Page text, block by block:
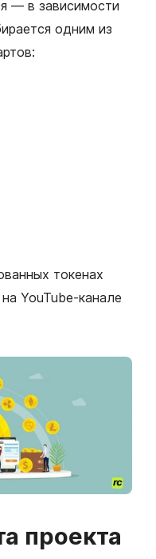
— в зависимости
одним из
токенах
YouTube-канале
проекта